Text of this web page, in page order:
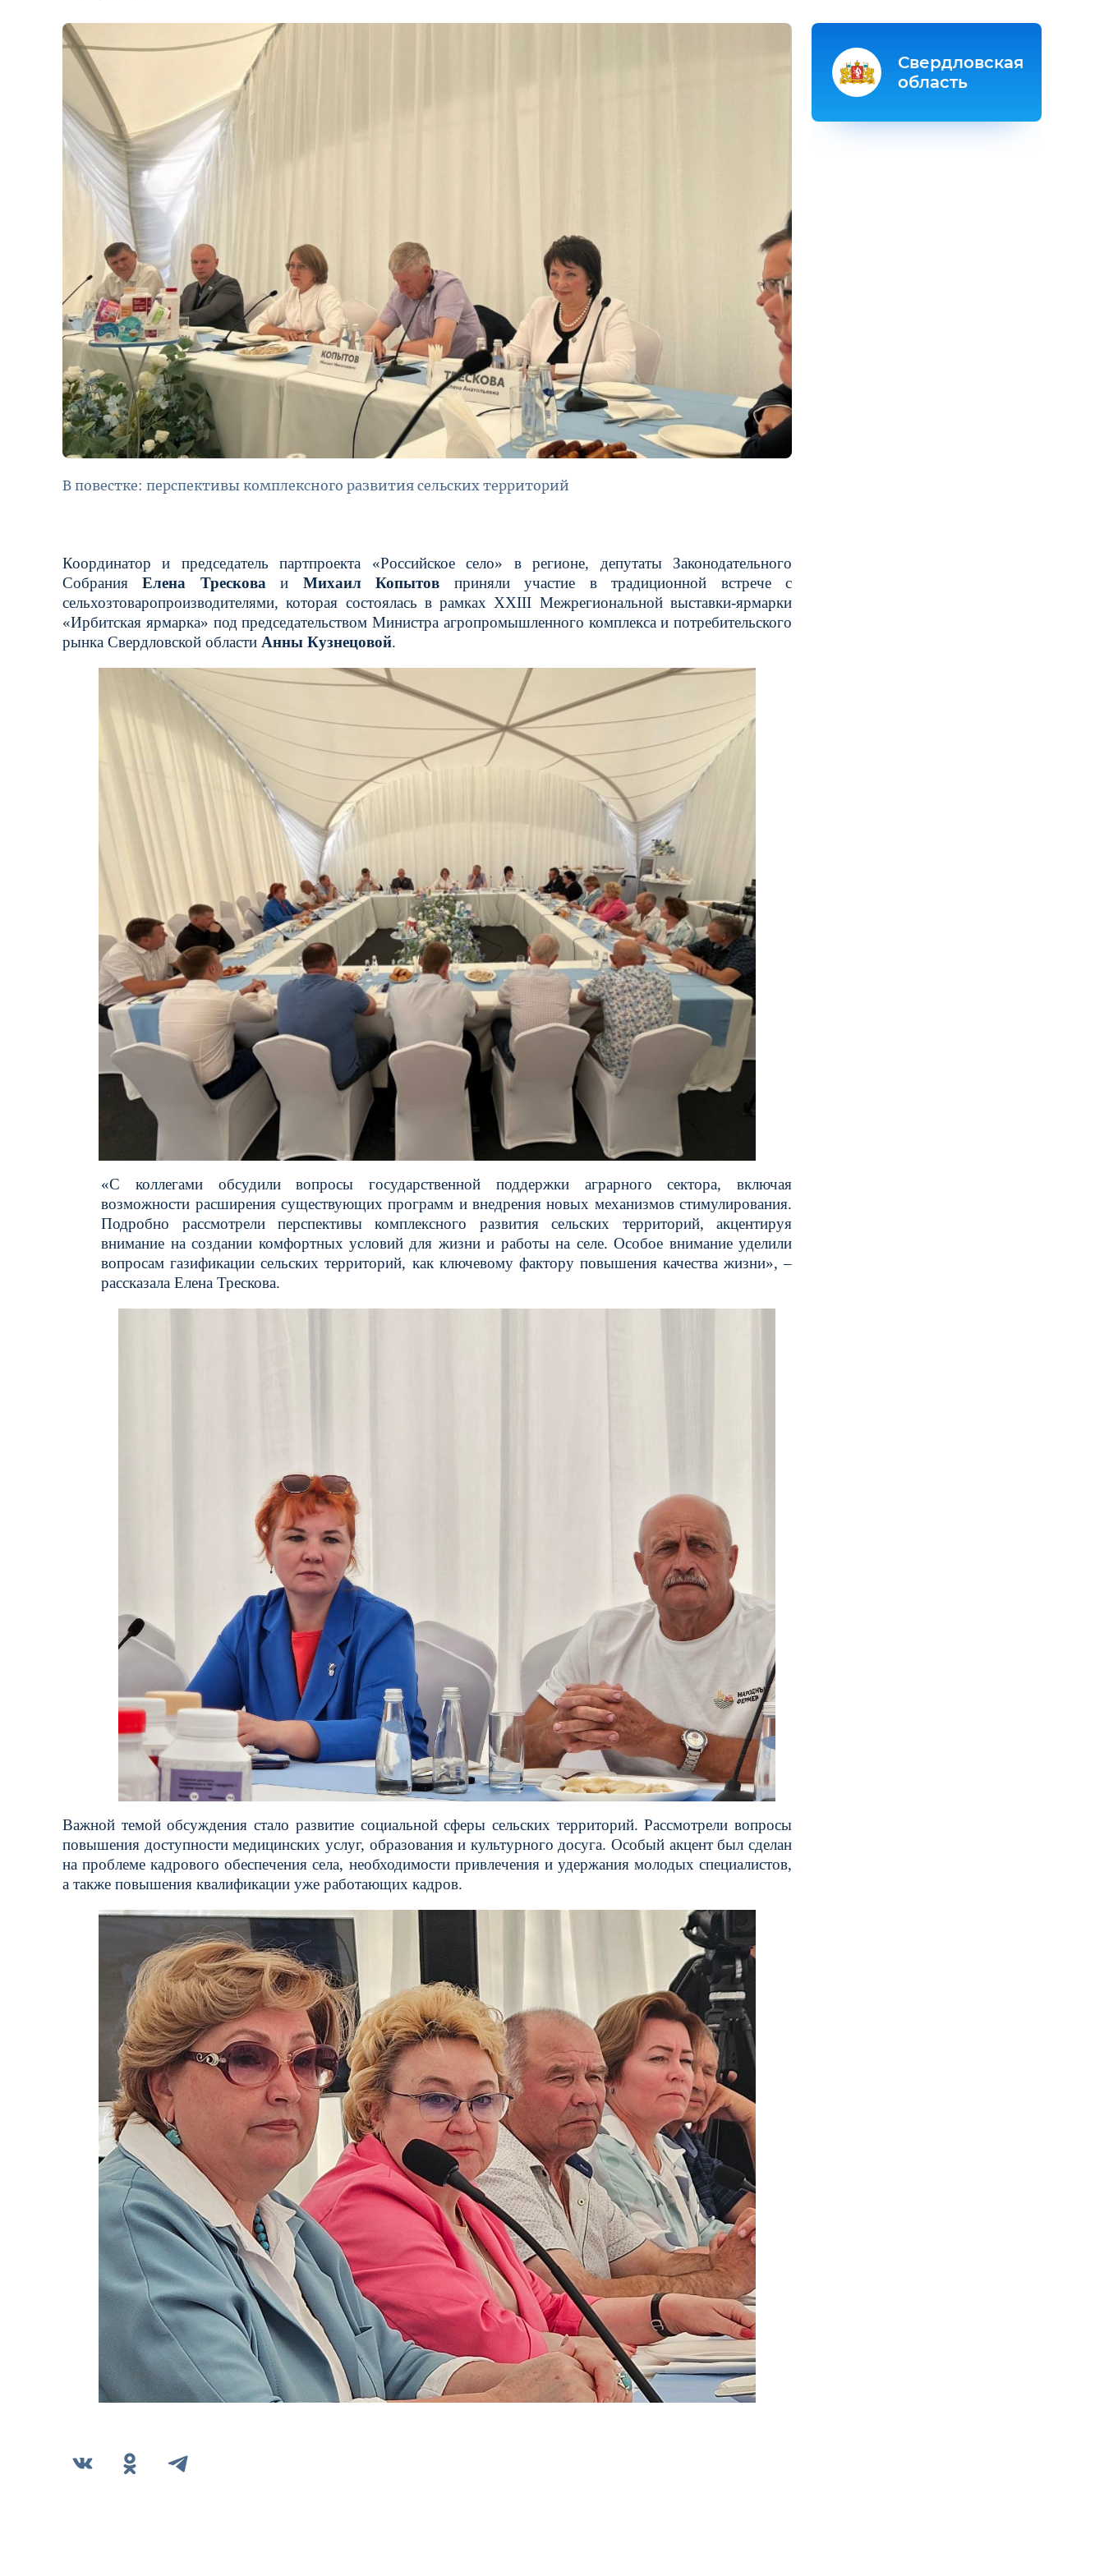
В повестке: перспективы комплексного развития сельских территорий
Координатор и председатель партпроекта «Российское село» в регионе, депутаты Законодательного
СобранияЕлена Трескова и Михаил Копытов приняли участие в традиционной встрече с
сельхозтоваропроизводителями, которая состоялась в рамках XXIII Межрегиональной выставки-ярмарки
«Ирбитская ярмарка» под председательством Министра агропромышленного комплекса и потребительского
рынка Свердловской области Анны Кузнецовой.
«С коллегами обсудили вопросы государственной поддержки аграрного сектора, включая
возможности расширения существующих программ и внедрения новых механизмов стимулирования.
Подробно рассмотрели перспективы комплексного развития сельских территорий, акцентируя
внимание на создании комфортных условий для жизни и работы на селе. Особое внимание уделили
вопросам газификации сельских территорий, как ключевому фактору повышения качества жизни», –
рассказала Елена Трескова.
Важной темой обсуждения стало развитие социальной сферы сельских территорий. Рассмотрели вопросы
повышения доступности медицинских услуг, образования и культурного досуга. Особый акцент был сделан
на проблеме кадрового обеспечения села, необходимости привлечения и удержания молодых специалистов,
а также повышения квалификации уже работающих кадров.
Свердловская
область